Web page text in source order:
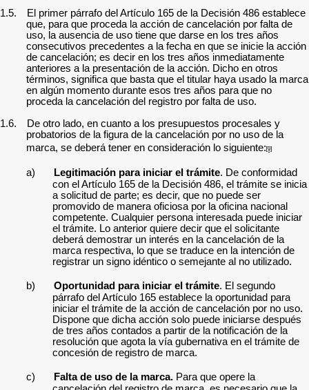
1.5.
El primer párrafo del Artículo 165 de la Decisión 486 establece
que, para que proceda la acción de cancelación por falta de
uso, la ausencia de uso tiene que darse en los tres años
consecutivos precedentes a la fecha en que se inicie la acción
de cancelación; es decir en los tres años inmediatamente
anteriores a la presentación de la acción. Dicho en otros
términos, significa que basta que el titular haya usado la marca
en algún momento durante esos tres años para que no
proceda la cancelación del registro por falta de uso.
1.6.
De otro lado, en cuanto a los presupuestos procesales y
probatorios de la figura de la cancelación por no uso de la
marca, se deberá tener en consideración lo siguiente:[9]
a) Legitimación para iniciar el trámite. De conformidad
con el Artículo 165 de la Decisión 486, el trámite se inicia
a solicitud de parte; es decir, que no puede ser
promovido de manera oficiosa por la oficina nacional
competente. Cualquier persona interesada puede iniciar
el trámite. Lo anterior quiere decir que el solicitante
deberá demostrar un interés en la cancelación de la
marca respectiva, lo que se traduce en la intención de
registrar un signo idéntico o semejante al no utilizado.
b) Oportunidad para iniciar el trámite. El segundo
párrafo del Artículo 165 establece la oportunidad para
iniciar el trámite de la acción de cancelación por no uso.
Dispone que dicha acción solo puede iniciarse después
de tres años contados a partir de la notificación de la
resolución que agota la vía gubernativa en el trámite de
concesión de registro de marca.
c) Falta de uso de la marca.Para que opere la